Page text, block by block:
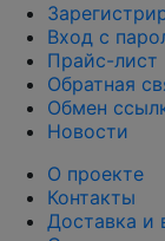
Вход с
Прайс-лист
Обратная
Обмен
Новости
О проекте
Контакты
Доставка и